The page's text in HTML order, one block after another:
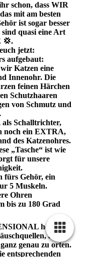
schon, dass WIR
mit am besten
ist sogar besser
quasi eine Art
💢.
jetzt:
aufgebaut:
Katzen eine
Innenohr. Die
feinen Härchen
Schutzhaaren
von Schmutz und
als Schalltrichter,
noch ein EXTRA,
des Katzenohres.
„Tasche“ ist wie
für unsere
fürs Gehör, ein
5 Muskeln.
Ohren
bis zu 180 Grad
hören.
auch
genau zu orten.
entsprechenden